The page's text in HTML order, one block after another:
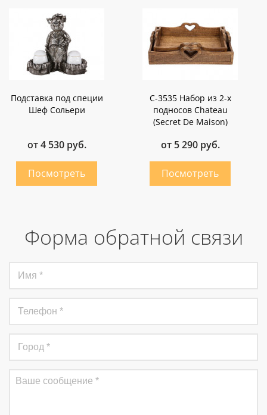
Подставка под специи
Шеф Сольери
от 4 530 руб.
C-3535 Набор из 2-х
подносов Chateau
(Secret De Maison)
от 5 290 руб.
Форма обратной связи